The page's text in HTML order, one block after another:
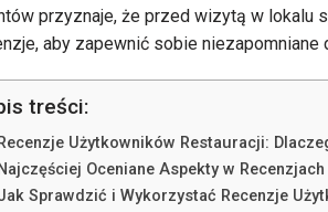
przyznaje, że przed wizytą w lokalu
aby zapewnić sobie niezapomniane
treści:
Recenzje Użytkowników Restauracji:
Najczęściej Oceniane Aspekty w
Sprawdzić i Wykorzystać Recenzje